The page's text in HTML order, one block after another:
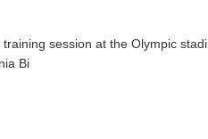
session at the Olympic
Bi